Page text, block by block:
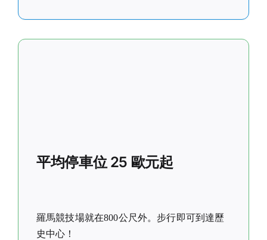
平均停車位 25 歐元起
羅馬競技場就在800公尺外。步行即可到達歷
史中心！